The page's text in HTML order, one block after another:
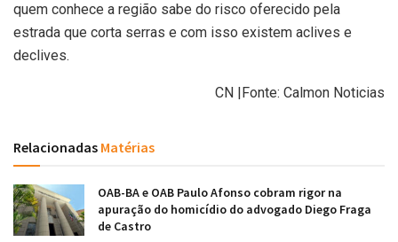
quem conhece a região sabe do risco oferecido pela
estrada que corta serras e com isso existem aclives e
declives.
CN |Fonte: Calmon Noticias
Relacionadas Matérias
OAB-BA e OAB Paulo Afonso cobram rigor na
apuração do homicídio do advogado Diego Fraga
de Castro